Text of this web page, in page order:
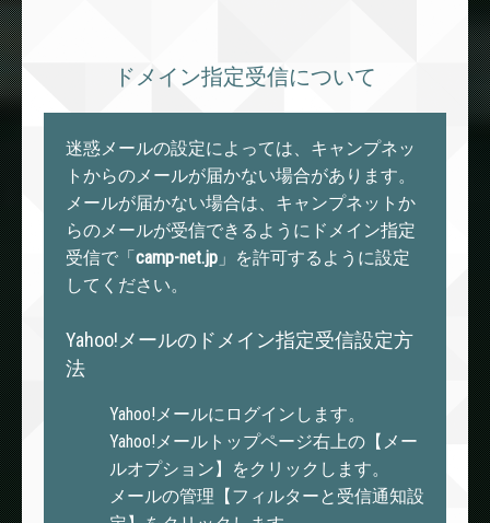
ドメイン指定受信について
迷惑メールの設定によっては、キャンプネッ
トからのメールが届かない場合があります。
メールが届かない場合は、キャンプネットか
らのメールが受信できるようにドメイン指定
受信で「camp-net.jp 」を許可するように設定
してください。
Yahoo!メールのドメイン指定受信設定方
法
Yahoo!メールにログインします。
Yahoo!メールトップページ右上の【メー
ルオプション】をクリックします。
メールの管理【フィルターと受信通知設